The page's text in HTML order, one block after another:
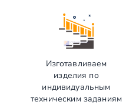
Изготавливаем
изделия по
индивидуальным
техническим заданиям